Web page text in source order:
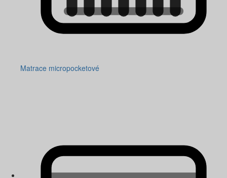
Matrace micropocketové